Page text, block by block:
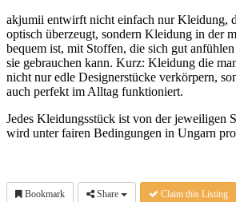
akjumii entwirft nicht einfach nur Kleidung,
optisch überzeugt, sondern Kleidung in der
bequem ist, mit Stoffen, die sich gut
sie gebrauchen kann. Kurz: Kleidung die
nicht nur edle Designerstücke verkörpern,
auch perfekt im Alltag funktioniert.
Jedes Kleidungsstück ist von der jeweiligen
wird unter fairen Bedingungen in Ungarn
Bookmark Share Claim this Listing